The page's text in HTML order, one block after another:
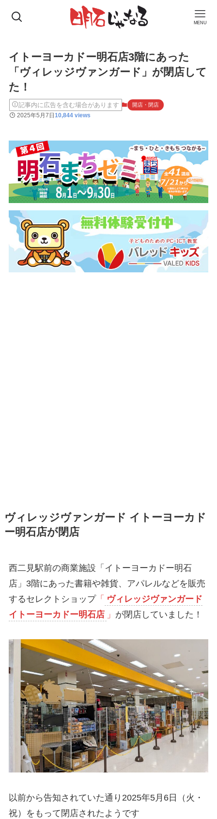
MENU
イトーヨーカドー明石店3階にあった
「ヴィレッジヴァンガード」が閉店して
た！
記事内に広告を含む場合があります 開店・閉店
2025年5月7日10,844 views
ヴィレッジヴァンガード イトーヨーカド
ー明石店が閉店
西二見駅前の商業施設「イトーヨーカドー明石
店」3階にあった書籍や雑貨、アパレルなどを販売
するセレクトショップ「 ヴィレッジヴァンガード
イトーヨーカドー明石店 」 が閉店していました！
以前から告知されていた通り2025年5月6日（火・
祝）をもって閉店されたようです